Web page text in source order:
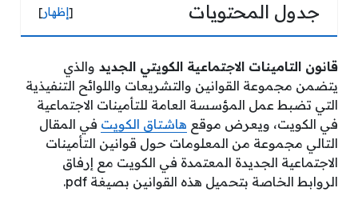
جدول المحتويات [إظهار]
قانون التامينات الاجتماعية الكويتي الجديد والذي
يتضمن مجموعة القوانين والتشريعات واللوائح التنفيذية
التي تضبط عمل المؤسسة العامة للتأمينات الاجتماعية
في الكويت، ويعرض موقع هاشتاق الكويت في المقال
التالي مجموعة من المعلومات حول قوانين التأمينات
الاجتماعية الجديدة المعتمدة في الكويت مع إرفاق
الروابط الخاصة بتحميل هذه القوانين بصيغة pdf.